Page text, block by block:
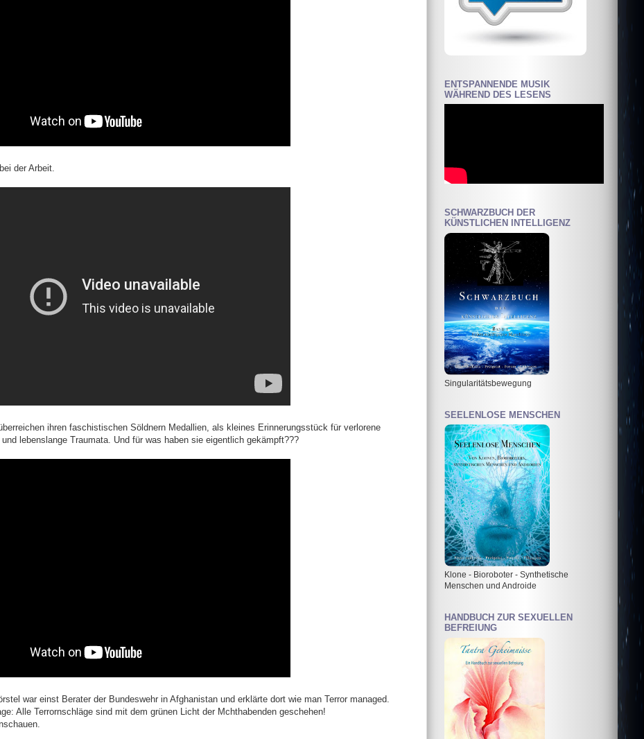
der Arbeit.
ihren faschistischen Söldnern Medallien, als kleines Erinnerungsstück für verlorene
lebenslange Traumata. Und für was haben sie eigentlich gekämpft???
war einst Berater der Bundeswehr in Afghanistan und erklärte dort wie man Terror managed.
Alle Terrornschläge sind mit dem grünen Licht der Mchthabenden geschehen!
ENTSPANNENDE MUSIK
WÄHREND DES LESENS
SCHWARZBUCH DER
KÜNSTLICHEN INTELLIGENZ
Singularitätsbewegung
SEELENLOSE MENSCHEN
Klone - Bioroboter - Synthetische
Menschen und Androide
HANDBUCH ZUR SEXUELLEN
BEFREIUNG